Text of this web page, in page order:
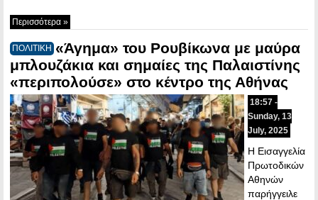
Περισσότερα »
ΠΟΛΙΤΙΚΗ «Άγημα» του Ρουβίκωνα με μαύρα
μπλουζάκια και σημαίες της Παλαιστίνης
«περιπολούσε» στο κέντρο της Αθήνας
18:57 -
Sunday, 13
July, 2025
Η Εισαγγελία
Πρωτοδικών
Αθηνών
παρήγγειλε